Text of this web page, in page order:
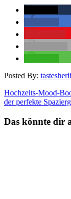
Posted By:
Hochzeits-Mood-
der perfekte
Das könnte dir